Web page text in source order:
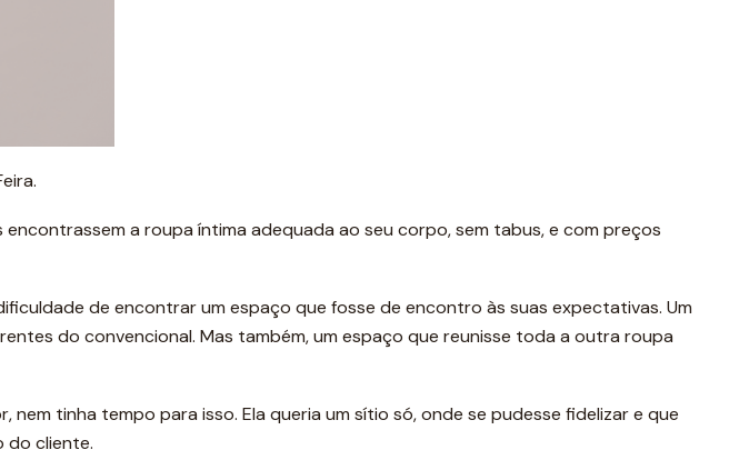
a roupa íntima adequada ao seu corpo, sem tabus, e com preços
de encontrar um espaço que fosse de encontro às suas expectativas. Um
do convencional. Mas também, um espaço que reunisse toda a outra roupa
nem tinha tempo para isso. Ela queria um sítio só, onde se pudesse fidelizar e que
do cliente.